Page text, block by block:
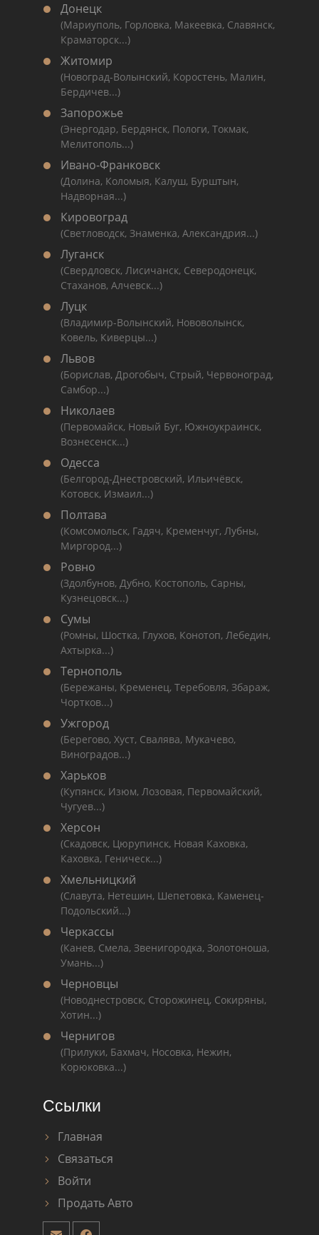
Донецк
(Мариуполь, Горловка, Макеевка, Славянск,
Краматорск...)
Житомир
(Новоград-Волынский, Коростень, Малин,
Бердичев...)
Запорожье
(Энергодар, Бердянск, Пологи, Токмак,
Мелитополь...)
Ивано-Франковск
(Долина, Коломыя, Калуш, Бурштын,
Надворная...)
Кировоград
(Светловодск, Знаменка, Александрия...)
Луганск
(Свердловск, Лисичанск, Северодонецк,
Стаханов, Алчевск...)
Луцк
(Владимир-Волынский, Нововолынск,
Ковель, Киверцы...)
Львов
(Борислав, Дрогобыч, Стрый, Червоноград,
Самбор...)
Николаев
(Первомайск, Новый Буг, Южноукраинск,
Вознесенск...)
Одесса
(Белгород-Днестровский, Ильичёвск,
Котовск, Измаил...)
Полтава
(Комсомольск, Гадяч, Кременчуг, Лубны,
Миргород...)
Ровно
(Здолбунов, Дубно, Костополь, Сарны,
Кузнецовск...)
Сумы
(Ромны, Шостка, Глухов, Конотоп, Лебедин,
Ахтырка...)
Тернополь
(Бережаны, Кременец, Теребовля, Збараж,
Чортков...)
Ужгород
(Берегово, Хуст, Свалява, Мукачево,
Виноградов...)
Харьков
(Купянск, Изюм, Лозовая, Первомайский,
Чугуев...)
Херсон
(Скадовск, Цюрупинск, Новая Каховка,
Каховка, Геническ...)
Хмельницкий
(Славута, Нетешин, Шепетовка, Каменец-
Подольский...)
Черкассы
(Канев, Смела, Звенигородка, Золотоноша,
Умань...)
Черновцы
(Новоднестровск, Сторожинец, Сокиряны,
Хотин...)
Чернигов
(Прилуки, Бахмач, Носовка, Нежин,
Корюковка...)
Ссылки
Главная
Связаться
Войти
Продать Авто